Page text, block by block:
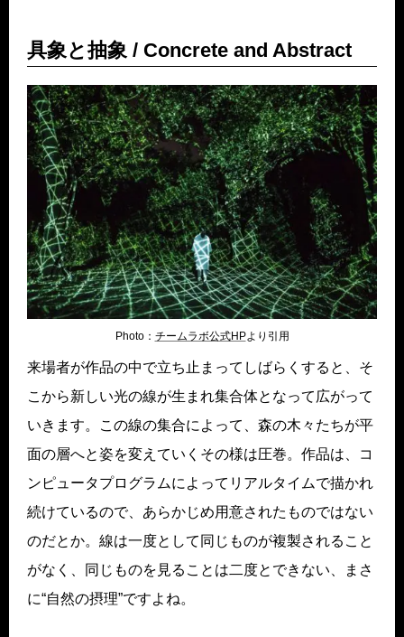
具象と抽象 / Concrete and Abstract
Photo： チームラボ公式HPより引用
来場者が作品の中で立ち止まってしばらくすると、そ
こから新しい光の線が生まれ集合体となって広がって
いきます。この線の集合によって、森の木々たちが平
面の層へと姿を変えていくその様は圧巻。作品は、コ
ンピュータプログラムによってリアルタイムで描かれ
続けているので、あらかじめ用意されたものではない
のだとか。線は一度として同じものが複製されること
がなく、同じものを見ることは二度とできない、まさ
に“自然の摂理”ですよね。